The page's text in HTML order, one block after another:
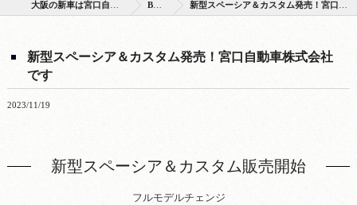
BLOG 新型スペーシア＆カスタム発売！宮口自動車株式会社です
新型スペーシア＆カスタム発売！宮口自動車株式会社
です
2023/11/19
新型スペーシア＆カスタム販売開始
フルモデルチェンジ